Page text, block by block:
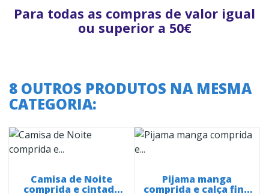
Para todas as compras de valor igual
ou superior a 50€
8 OUTROS PRODUTOS NA MESMA
CATEGORIA:
Camisa de Noite
comprida e cintada
Pijama manga
comprida e calça fino